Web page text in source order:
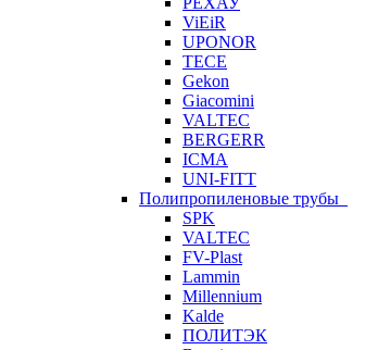
ViEiR
UPONOR
TECE
Gekon
Giacomini
VALTEC
BERGERR
ICMA
UNI-FITT
Полипропиленовые трубы
SPK
VALTEC
FV-Plast
Lammin
Millennium
Kalde
ПОЛИТЭК